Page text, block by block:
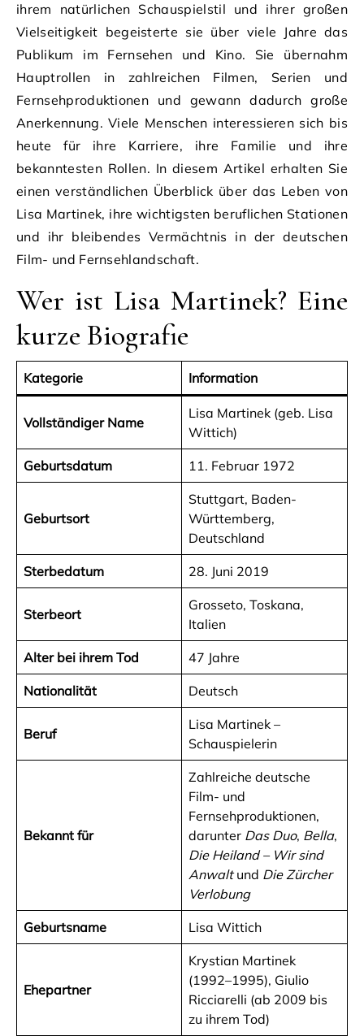
ihrem natürlichen Schauspielstil und ihrer großen
Vielseitigkeit begeisterte sie über viele Jahre das
Publikum im Fernsehen und Kino. Sie übernahm
Hauptrollen in zahlreichen Filmen, Serien und
Fernsehproduktionen und gewann dadurch große
Anerkennung. Viele Menschen interessieren sich bis
heute für ihre Karriere, ihre Familie und ihre
bekanntesten Rollen. In diesem Artikel erhalten Sie
einen verständlichen Überblick über das Leben von
Lisa Martinek, ihre wichtigsten beruflichen Stationen
und ihr bleibendes Vermächtnis in der deutschen
Film- und Fernsehlandschaft.
Wer ist Lisa Martinek? Eine
kurze Biografie
Kategorie Information
Vollständiger Name
Lisa Martinek (geb. Lisa
Wittich)
Geburtsdatum 11. Februar 1972
Geburtsort
Stuttgart, Baden-
Württemberg,
Deutschland
Sterbedatum 28. Juni 2019
Sterbeort
Grosseto, Toskana,
Italien
Alter bei ihrem Tod 47 Jahre
Nationalität Deutsch
Beruf
Lisa Martinek –
Schauspielerin
Bekannt für
Zahlreiche deutsche
Film- und
Fernsehproduktionen,
darunter Das Duo, Bella,
Die Heiland – Wir sind
Anwaltund Die Zürcher
Verlobung
Geburtsname Lisa Wittich
Ehepartner
Krystian Martinek
(1992–1995), Giulio
Ricciarelli (ab 2009 bis
zu ihrem Tod)